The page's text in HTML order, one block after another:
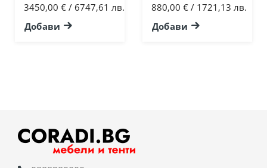
3450,00 € / 6747,61 лв.
Добави
880,00 € / 1721,13 лв.
Добави